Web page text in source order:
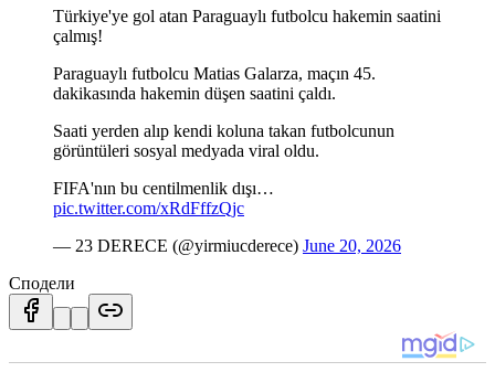
Türkiye'ye gol atan Paraguaylı futbolcu hakemin saatini
çalmış!
Paraguaylı futbolcu Matias Galarza, maçın 45.
dakikasında hakemin düşen saatini çaldı.
Saati yerden alıp kendi koluna takan futbolcunun
görüntüleri sosyal medyada viral oldu.
FIFA'nın bu centilmenlik dışı…
pic.twitter.com/xRdFffzQjc
— 23 DERECE (@yirmiucderece) June 20, 2026
Сподели